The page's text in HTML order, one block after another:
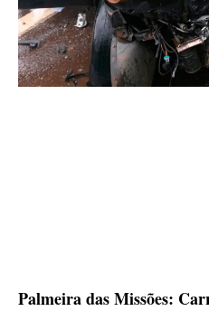
Palmeira das Missões: